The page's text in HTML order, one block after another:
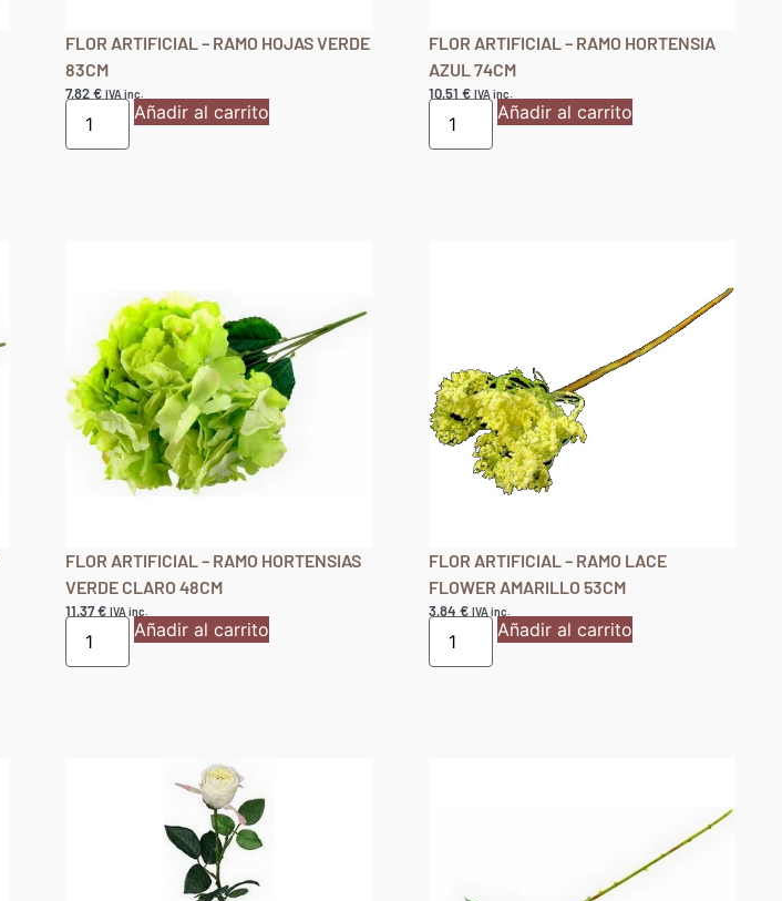
FLOR ARTIFICIAL – RAMO HOJAS VERDE
83CM
7,82€ IVA inc.
Añadir al carrito
FLOR ARTIFICIAL – RAMO HORTENSIA
AZUL 74CM
10,51 € IVA inc.
Añadir al carrito
FLOR ARTIFICIAL – RAMO HORTENSIAS
VERDE CLARO 48CM
11,37€ IVA inc.
Añadir al carrito
FLOR ARTIFICIAL – RAMO LACE
FLOWER AMARILLO 53CM
3,84 € IVA inc.
Añadir al carrito